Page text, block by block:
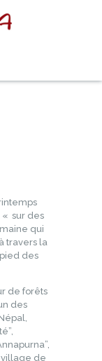
« sur des
qui
travers la
des
de forêts
des
village de